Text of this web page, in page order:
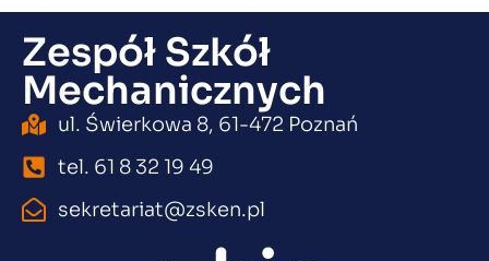
Zespół Szkół
Mechanicznych
ul. Świerkowa 8, 61-472 Poznań
tel. 61 8 32 19 49
sekretariat@zsken.pl